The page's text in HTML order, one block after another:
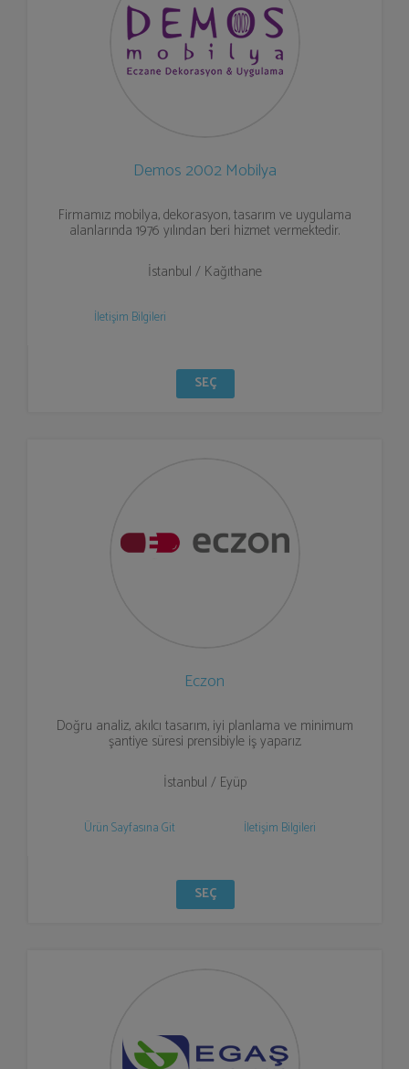
Demos 2002 Mobilya
Firmamız; mobilya, dekorasyon, tasarım ve uygulama
alanlarında 1976 yılından beri hizmet vermektedir.
İstanbul / Kağıthane
İletişim Bilgileri
SEÇ
Eczon
Doğru analiz, akılcı tasarım, iyi planlama ve minimum
şantiye süresi prensibiyle iş yaparız.
İstanbul / Eyüp
Ürün Sayfasına Git İletişim Bilgileri
SEÇ